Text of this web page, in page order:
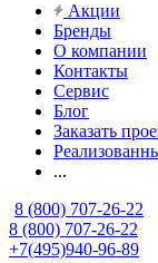
Акции
Бренды
О компании
Контакты
Сервис
Блог
Заказать
...
8 (800) 707-26-22
8 (800) 707-26-22
+7(495)940-96-89